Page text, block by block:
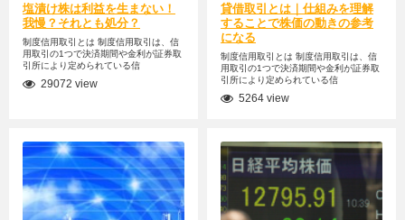
塩漬け株は利益を生まない！
我慢？それとも処分？
制度信用取引とは 制度信用取引は、信
用取引の1つで決済期間や金利が証券取
引所により定められている信
29072 view
貸借取引とは｜仕組みを理解
することで株価の動きの参考
になる
制度信用取引とは 制度信用取引は、信
用取引の1つで決済期間や金利が証券取
引所により定められている信
5264 view